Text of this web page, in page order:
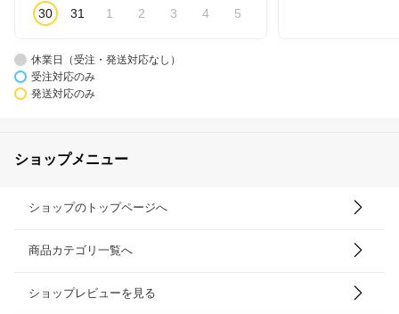
30 31 1 2 3 4 5
休業日（受注・発送対応なし）
受注対応のみ
発送対応のみ
ショップメニュー
ショップのトップページへ
商品カテゴリ一覧へ
ショップレビューを見る